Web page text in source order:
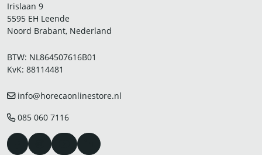
Irislaan 9
5595 EH Leende
Noord Brabant, Nederland
BTW: NL864507616B01
KvK: 88114481
info@horecaonlinestore.nl
085 060 7116